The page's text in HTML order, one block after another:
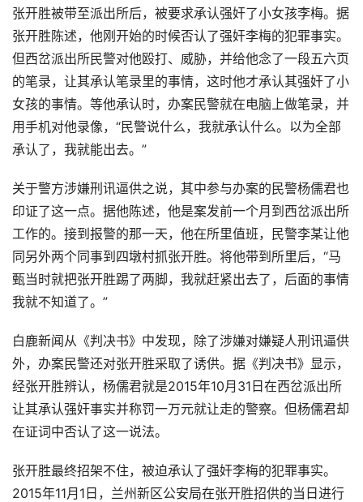
张开胜被带至派出所后，被要求承认强奸了小女孩李梅。据
张开胜陈述，他刚开始的时候否认了强奸李梅的犯罪事实。
但西岔派出所民警对他殴打、威胁，并给他念了一段五六页
的笔录，让其承认笔录里的事情，这时他才承认其强奸了小
女孩的事情。等他承认时，办案民警就在电脑上做笔录，并
用手机对他录像，“民警说什么，我就承认什么。以为全部
承认了，我就能出去。”
关于警方涉嫌刑讯逼供之说，其中参与办案的民警杨儒君也
印证了这一点。据他陈述，他是案发前一个月到西岔派出所
工作的。接到报警的那一天，他在所里值班，民警李某让他
同另外两个同事到四墩村抓张开胜。将他带到所里后，“马
甄当时就把张开胜踢了两脚，我就赶紧出去了，后面的事情
我就不知道了。”
白鹿新闻从《判决书》中发现，除了涉嫌对嫌疑人刑讯逼供
外，办案民警还对张开胜采取了诱供。据《判决书》显示，
经张开胜辨认，杨儒君就是2015年10月31日在西岔派出所
让其承认强奸事实并称罚一万元就让走的警察。但杨儒君却
在证词中否认了这一说法。
张开胜最终招架不住，被迫承认了强奸李梅的犯罪事实。
2015年11月1日，兰州新区公安局在张开胜招供的当日进行